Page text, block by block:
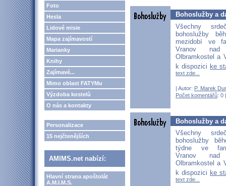
Foto
Hesla
Lidové misie
Mapa zajímavostí
Marianky
Knihy
Zajímavé...
Mimo oblast FATYMu
Výzdoba kostelů
O nás a kontakty
Personalizace
15 nejčtenějších
AMIMS.net nabízí:
Hlavní strana apoštolát
A.M.I.M.S.
Bohoslužby a
Všechny
bohoslužby
mezidobí ve
Vranov
Olbramkostel a
k dispozici ke
text zde...
| Autor: P. Marek
Počet komentářů: 0
Bohoslužby a
Všechny
bohoslužby
týdne ve
Vranov
Olbramkostel a
k dispozici ke
text zde...